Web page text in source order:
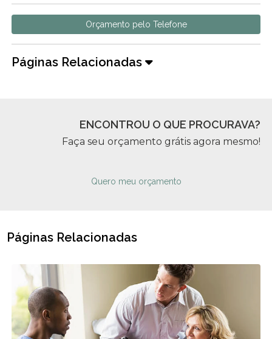
Orçamento pelo Telefone
Páginas Relacionadas
ENCONTROU O QUE PROCURAVA?
Faça seu orçamento grátis agora mesmo!
Quero meu orçamento
Páginas Relacionadas